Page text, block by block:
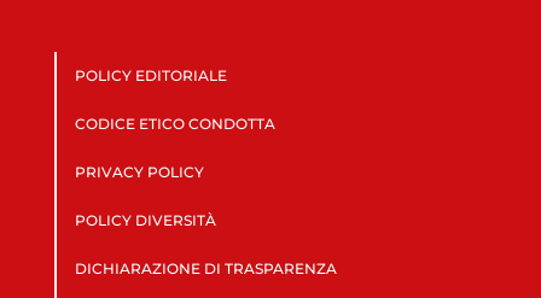
POLICY EDITORIALE
CODICE ETICO CONDOTTA
PRIVACY POLICY
POLICY DIVERSITÀ
DICHIARAZIONE DI TRASPARENZA